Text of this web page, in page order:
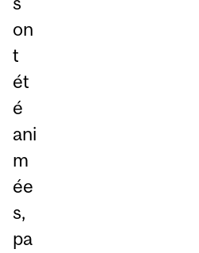
on
t
ét
é
ani
m
ée
s,
pa